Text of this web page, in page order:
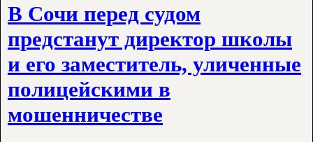
В Сочи перед судом
предстанут директор школы
и его заместитель, уличенные
полицейскими в
мошенничестве